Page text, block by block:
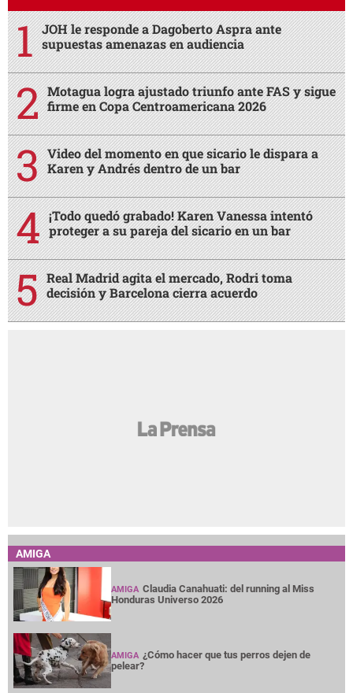
JOH le responde a Dagoberto Aspra ante
supuestas amenazas en audiencia
Motagua logra ajustado triunfo ante FAS y sigue
firme en Copa Centroamericana 2026
Video del momento en que sicario le dispara a
Karen y Andrés dentro de un bar
¡Todo quedó grabado! Karen Vanessa intentó
proteger a su pareja del sicario en un bar
Real Madrid agita el mercado, Rodri toma
decisión y Barcelona cierra acuerdo
AMIGA
AMIGA Claudia Canahuati: del running al Miss
Honduras Universo 2026
AMIGA ¿Cómo hacer que tus perros dejen de
pelear?